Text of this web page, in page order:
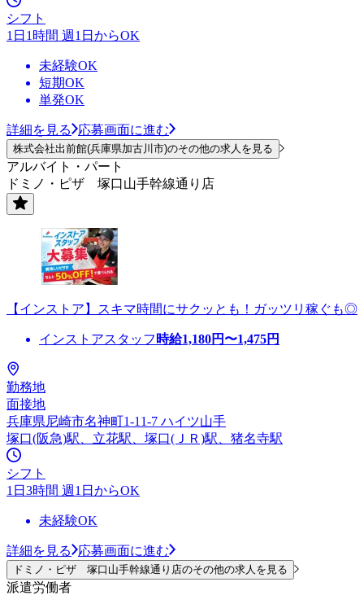
シフト
1日1時間 週1日からOK
未経験OK
短期OK
単発OK
詳細を見る 応募画面に進む
株式会社出前館(兵庫県加古川市)のその他の求人を見る
アルバイト・パート
ドミノ・ピザ 塚口山手幹線通り店
【インストア】スキマ時間にサクッとも！ガッツリ稼ぐも◎
インストアスタッフ 時給1,180円〜1,475円
勤務地
面接地
兵庫県尼崎市名神町1-11-7 ハイツ山手
塚口(阪急)駅、立花駅、塚口(ＪＲ)駅、猪名寺駅
シフト
1日3時間 週1日からOK
未経験OK
詳細を見る 応募画面に進む
ドミノ・ピザ 塚口山手幹線通り店のその他の求人を見る
派遣労働者